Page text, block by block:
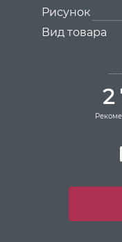
Рисунок
Вид товара
2